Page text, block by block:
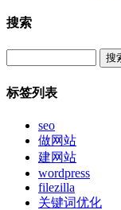
搜索
标签列表
seo
做网站
建网站
wordpress
filezilla
关键词优化